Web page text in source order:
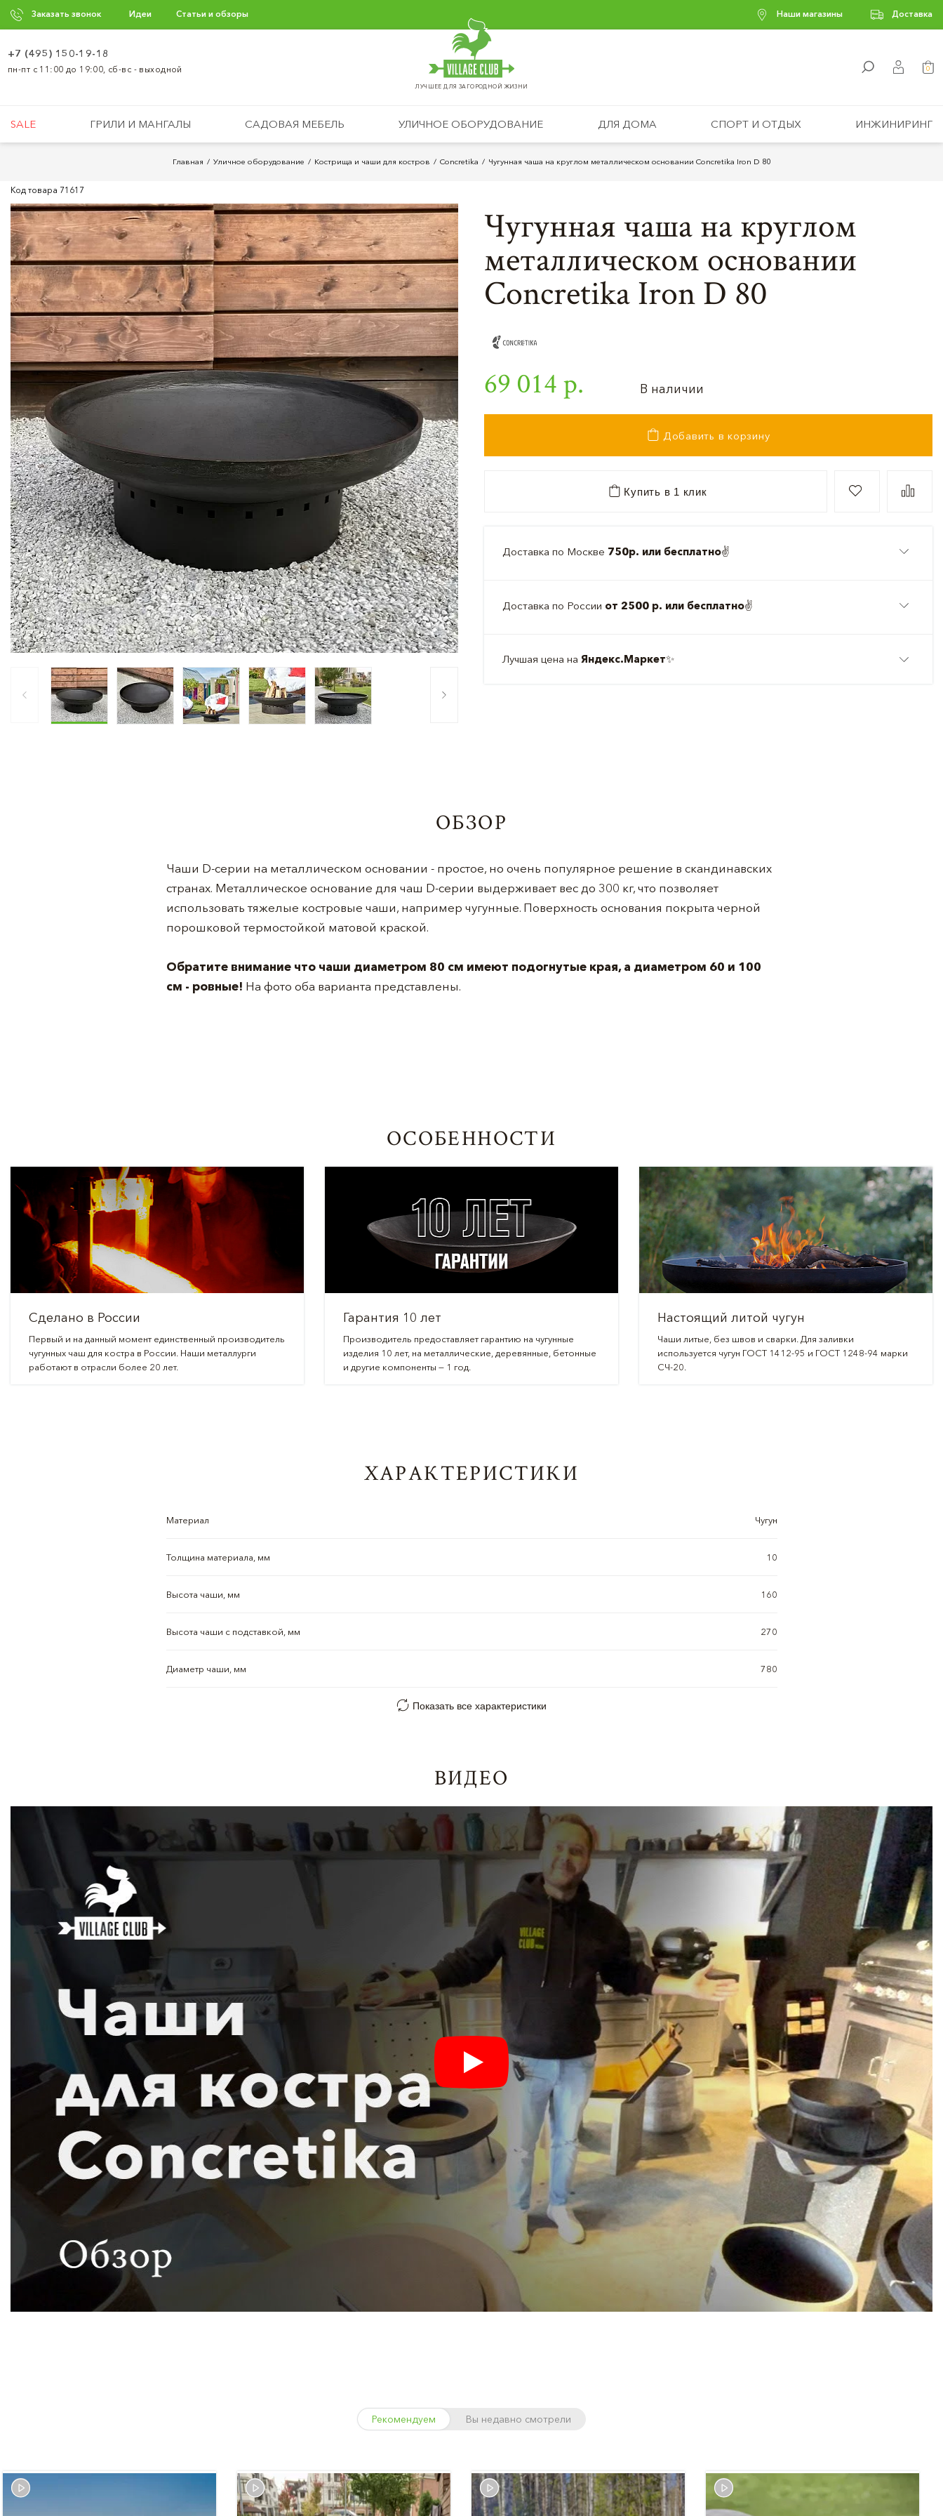
Заказать звонок Идеи Статьи и обзоры Наши магазины Доставка
ЛУЧШЕЕ ДЛЯ ЗАГОРОДНОЙ ЖИЗНИ
+7 (495) 150-19-18
пн-пт с 11:00 до 19:00, сб-вс - выходной 0
SALE ГРИЛИ И МАНГАЛЫ САДОВАЯ МЕБЕЛЬ УЛИЧНОЕ ОБОРУДОВАНИЕ ДЛЯ ДОМА СПОРТ И ОТДЫХ ИНЖИНИРИНГ
Главная Уличное оборудование Кострища и чаши для костров Concretika Чугунная чаша на круглом металлическом основании Concretika Iron D 80
Код товара 71617
Чугунная чаша на круглом
металлическом основании
Concretika Iron D 80
69 014 р. В наличии
Добавить в корзину
Купить в 1 клик
Доставка по Москве 750р. или бесплатно✌️
Доставка по России от 2500 р. или бесплатно✌️
Лучшая цена на Яндекс.Маркет✨
ОБЗОР
Чаши D-серии на металлическом основании - простое, но очень популярное решение в скандинавских
странах. Металлическое основание для чаш D-серии выдерживает вес до 300 кг, что позволяет
использовать тяжелые костровые чаши, например чугунные. Поверхность основания покрыта черной
порошковой термостойкой матовой краской.
Обратите внимание что чаши диаметром 80 см имеют подогнутые края, а диаметром 60 и 100
см - ровные! На фото оба варианта представлены.
ОСОБЕННОСТИ
Сделано в России
Первый и на данный момент единственный производитель
чугунных чаш для костра в России. Наши металлурги
работают в отрасли более 20 лет.
Гарантия 10 лет
Производитель предоставляет гарантию на чугунные
изделия 10 лет, на металлические, деревянные, бетонные
и другие компоненты — 1 год.
Настоящий литой чугун
Чаши литые, без швов и сварки. Для заливки
используется чугун ГОСТ 1412-95 и ГОСТ 1248-94 марки
СЧ-20.
ХАРАКТЕРИСТИКИ
Материал Чугун
Толщина материала, мм 10
Высота чаши, мм 160
Высота чаши с подставкой, мм 270
Диаметр чаши, мм 780
Показать все характеристики
ВИДЕО
Рекомендуем Вы недавно смотрели